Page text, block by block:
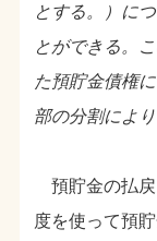
とする。）に
とができる。
た預貯金債権
部の分割によ
預貯金の払戻
度を使って預